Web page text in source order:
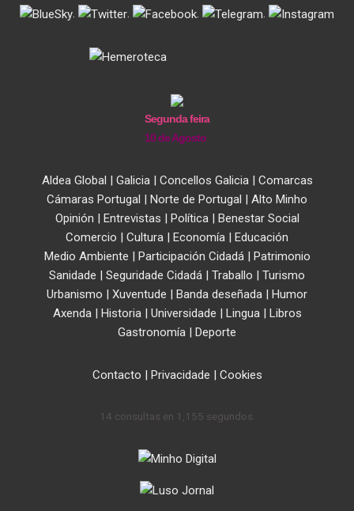
. . . .
Segunda feira
10 de Agosto
Aldea Global | Galicia| Concellos Galicia| Comarcas
Cámaras Portugal | Norte de Portugal | Alto Minho
Opinión | Entrevistas | Política| Benestar Social
Comercio | Cultura | Economía | Educación
Medio Ambiente | Participación Cidadá| Patrimonio
Sanidade | Seguridade Cidadá | Traballo | Turismo
Urbanismo | Xuventude | Banda deseñada | Humor
Axenda| Historia| Universidade | Lingua| Libros
Gastronomía | Deporte
Contacto | Privacidade | Cookies
14 consultas en 1,155 segundos.